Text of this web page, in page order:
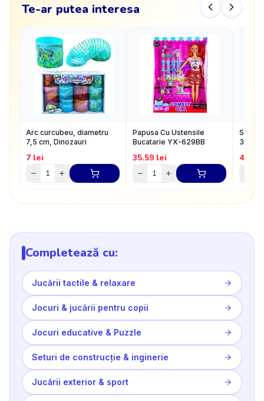
Te-ar putea interesa
Arc curcubeu, diametru
7,5 cm, Dinozauri
7lei
Papusa Cu Ustensile
Bucatarie YX-629BB
35.59 lei
Set
3500
42.5
Completează cu:
Jucării tactile & relaxare
Jocuri & jucării pentru copii
Jocuri educative & Puzzle
Seturi de construcție & inginerie
Jucării exterior & sport